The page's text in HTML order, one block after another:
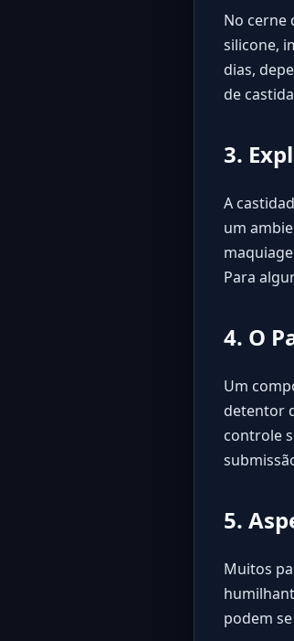
No cerne
silicone,
dias,
de
3.
A
um
Para
4. O
Um
detentor
controle
5.
Muitos
podem